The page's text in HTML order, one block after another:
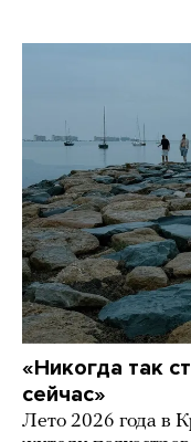
«Никогда так
сейчас»
Лето 2026 года в